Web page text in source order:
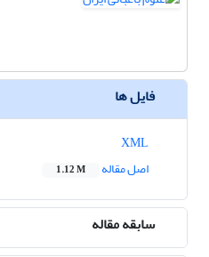
فایل ها
اصل مقاله
1.12 M
سابقه مقاله